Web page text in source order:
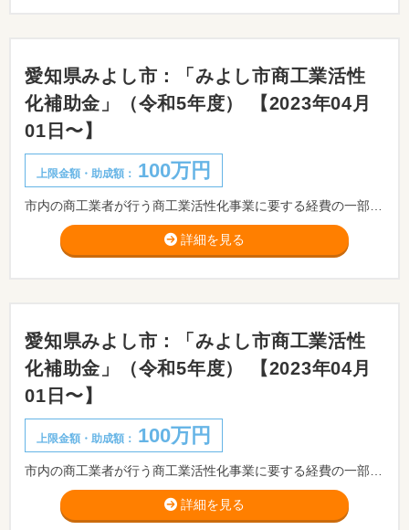
愛知県みよし市：「みよし市商工業活性
化補助金」（令和5年度） 【2023年04月
01日〜】
上限金額・助成額： 100万円
詳細を見る
愛知県みよし市：「みよし市商工業活性
化補助金」（令和5年度） 【2023年04月
01日〜】
上限金額・助成額： 100万円
詳細を見る